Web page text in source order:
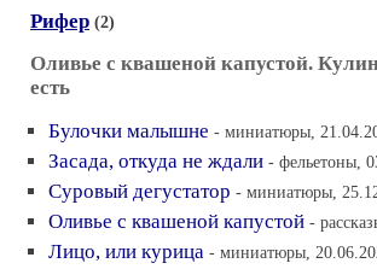
Рифер (2)
Оливье с квашеной капустой.
есть
Булочки малышне - миниатюры,
Засада, откуда не ждали - фельетоны,
Суровый дегустатор - миниатюры,
Оливье с квашеной капустой -
Лицо, или курица - миниатюры,